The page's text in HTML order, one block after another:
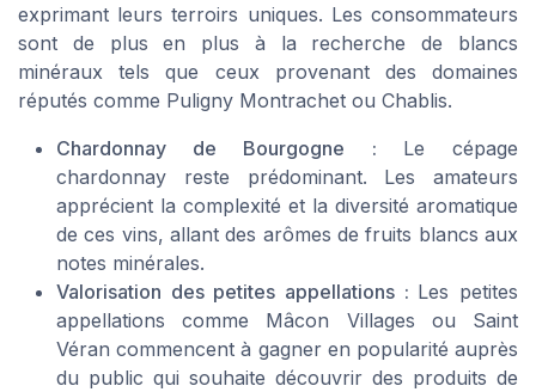
exprimant leurs terroirs uniques. Les consommateurs
sont de plus en plus à la recherche de blancs
minéraux tels que ceux provenant des domaines
réputés comme Puligny Montrachet ou Chablis.
Chardonnay de Bourgogne : Le cépage
chardonnay reste prédominant. Les amateurs
apprécient la complexité et la diversité aromatique
de ces vins, allant des arômes de fruits blancs aux
notes minérales.
Valorisation des petites appellations : Les petites
appellations comme Mâcon Villages ou Saint
Véran commencent à gagner en popularité auprès
du public qui souhaite découvrir des produits de